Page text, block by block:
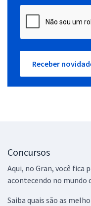
Receber
Concursos
Aqui, no Gran, você fica
acontecendo no mundo
Saiba quais são as